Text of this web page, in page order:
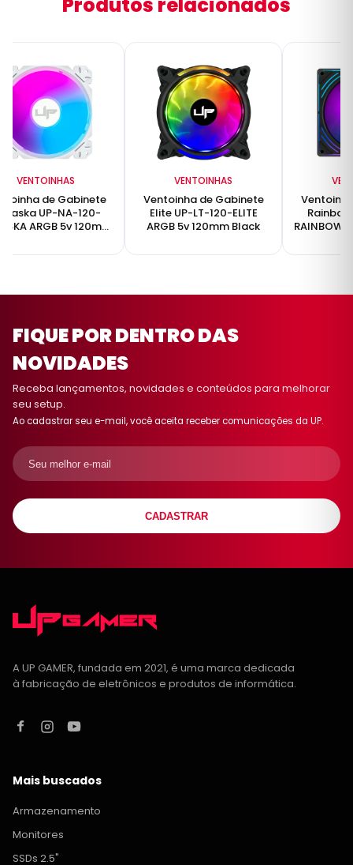
VENTOINHAS
de Gabinete
UP-NA-120-
ARGB 5v 120mm
VENTOINHAS
Ventoinha de Gabinete
Elite UP-LT-120-ELITE
ARGB 5v 120mm Black
RAINBOW
FIQUE POR DENTRO DAS
NOVIDADES
Receba lançamentos, novidades e conteúdos para melhorar
seu setup.
Ao cadastrar seu e-mail, você aceita receber comunicações da UP.
CADASTRAR
A UP GAMER, fundada em 2021, é uma marca dedicada
à fabricação de eletrônicos e produtos de informática.
Mais buscados
Armazenamento
Monitores
SSDs 2.5"